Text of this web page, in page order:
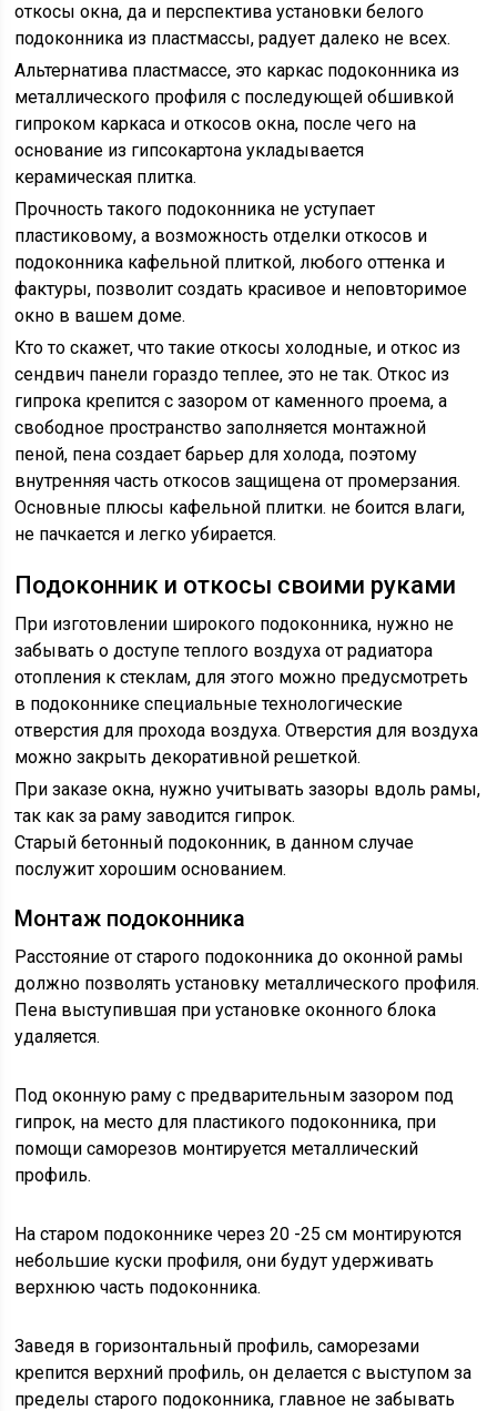
откосы окна, да и перспектива установки белого
подоконника из пластмассы, радует далеко не всех.
Альтернатива пластмассе, это каркас подоконника из
металлического профиля с последующей обшивкой
гипроком каркаса и откосов окна, после чего на
основание из гипсокартона укладывается
керамическая плитка.
Прочность такого подоконника не уступает
пластиковому, а возможность отделки откосов и
подоконника кафельной плиткой, любого оттенка и
фактуры, позволит создать красивое и неповторимое
окно в вашем доме.
Кто то скажет, что такие откосы холодные, и откос из
сендвич панели гораздо теплее, это не так. Откос из
гипрока крепится с зазором от каменного проема, а
свободное пространство заполняется монтажной
пеной, пена создает барьер для холода, поэтому
внутренняя часть откосов защищена от промерзания.
Основные плюсы кафельной плитки. не боится влаги,
не пачкается и легко убирается.
Подоконник и откосы своими руками
При изготовлении широкого подоконника, нужно не
забывать о доступе теплого воздуха от радиатора
отопления к стеклам, для этого можно предусмотреть
в подоконнике специальные технологические
отверстия для прохода воздуха. Отверстия для воздуха
можно закрыть декоративной решеткой.
При заказе окна, нужно учитывать зазоры вдоль рамы,
так как за раму заводится гипрок.
Старый бетонный подоконник, в данном случае
послужит хорошим основанием.
Монтаж подоконника
Расстояние от старого подоконника до оконной рамы
должно позволять установку металлического профиля.
Пена выступившая при установке оконного блока
удаляется.
Под оконную раму с предварительным зазором под
гипрок, на место для пластикого подоконника, при
помощи саморезов монтируется металлический
профиль.
На старом подоконнике через 20 -25 см монтируются
небольшие куски профиля, они будут удерживать
верхнюю часть подоконника.
Заведя в горизонтальный профиль, саморезами
крепится верхний профиль, он делается с выступом за
пределы старого подоконника, главное не забывать